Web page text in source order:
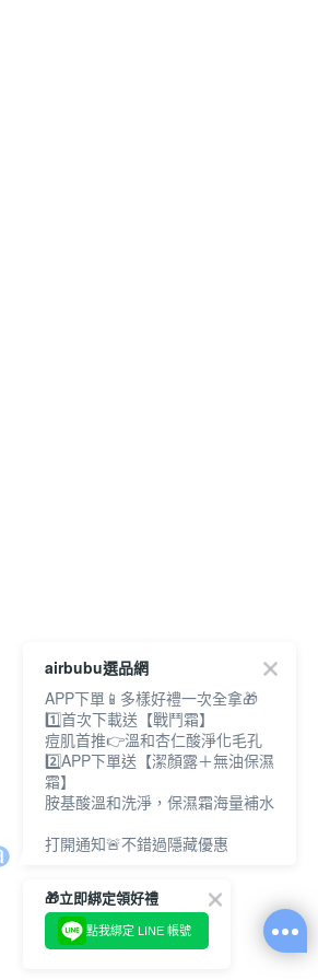
airbubu選品網
APP下單📱多樣好禮一次全拿🎁
1️⃣首次下載送【戰鬥霜】
痘肌首推👉溫和杏仁酸淨化毛孔
2️⃣APP下單送【潔顏露＋無油保濕
霜】
胺基酸溫和洗淨，保濕霜海量補水
打開通知🚨不錯過隱藏優惠
🎁立即綁定領好禮
點我綁定 LINE 帳號